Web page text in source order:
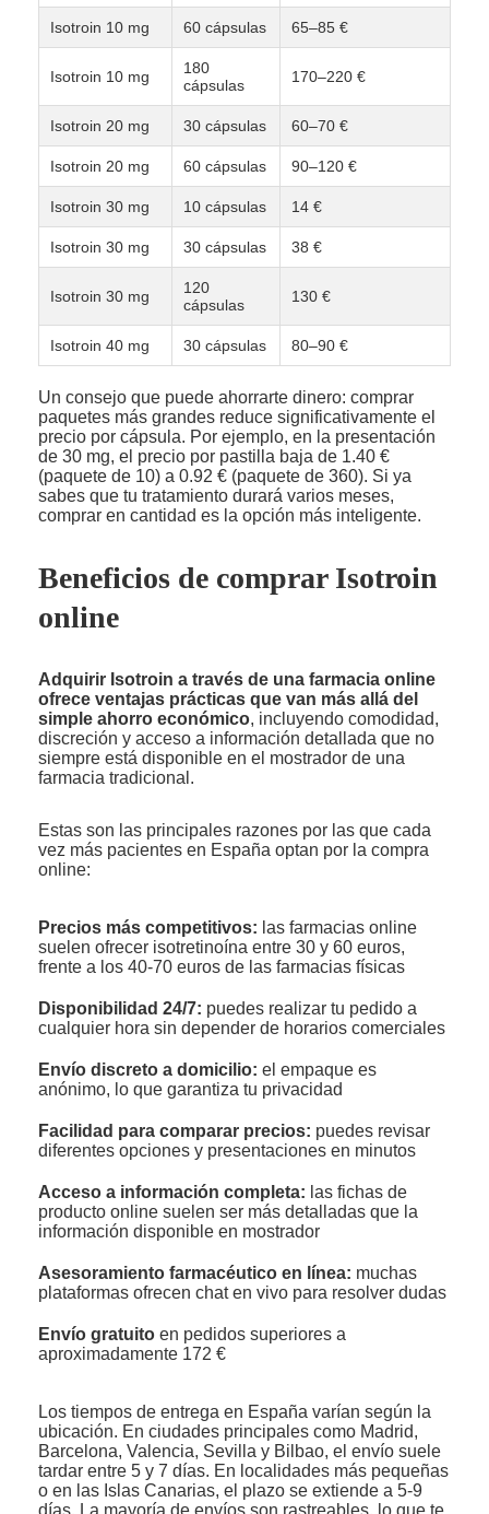
Isotroin 10 mg 60 cápsulas 65–85 €
Isotroin 10 mg
180
cápsulas
170–220 €
Isotroin 20 mg 30 cápsulas 60–70 €
Isotroin 20 mg 60 cápsulas 90–120 €
Isotroin 30 mg 10 cápsulas 14 €
Isotroin 30 mg 30 cápsulas 38 €
Isotroin 30 mg
120
cápsulas
130 €
Isotroin 40 mg 30 cápsulas 80–90 €
Un consejo que puede ahorrarte dinero: comprar
paquetes más grandes reduce significativamente el
precio por cápsula. Por ejemplo, en la presentación
de 30 mg, el precio por pastilla baja de 1.40 €
(paquete de 10) a 0.92 € (paquete de 360). Si ya
sabes que tu tratamiento durará varios meses,
comprar en cantidad es la opción más inteligente.
Beneficios de comprar Isotroin
online
Adquirir Isotroin a través de una farmacia online
ofrece ventajas prácticas que van más allá del
simple ahorro económico, incluyendo comodidad,
discreción y acceso a información detallada que no
siempre está disponible en el mostrador de una
farmacia tradicional.
Estas son las principales razones por las que cada
vez más pacientes en España optan por la compra
online:
Precios más competitivos: las farmacias online
suelen ofrecer isotretinoína entre 30 y 60 euros,
frente a los 40-70 euros de las farmacias físicas
Disponibilidad 24/7: puedes realizar tu pedido a
cualquier hora sin depender de horarios comerciales
Envío discreto a domicilio: el empaque es
anónimo, lo que garantiza tu privacidad
Facilidad para comparar precios: puedes revisar
diferentes opciones y presentaciones en minutos
Acceso a información completa: las fichas de
producto online suelen ser más detalladas que la
información disponible en mostrador
Asesoramiento farmacéutico en línea: muchas
plataformas ofrecen chat en vivo para resolver dudas
Envío gratuito en pedidos superiores a
aproximadamente 172 €
Los tiempos de entrega en España varían según la
ubicación. En ciudades principales como Madrid,
Barcelona, Valencia, Sevilla y Bilbao, el envío suele
tardar entre 5 y 7 días. En localidades más pequeñas
o en las Islas Canarias, el plazo se extiende a 5-9
días. La mayoría de envíos son rastreables, lo que te